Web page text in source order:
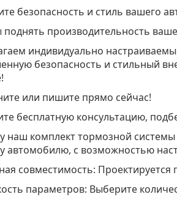
безопасность и стиль вашего
поднять производительность
индивидуально
безопасность и стильный
или пишите прямо сейчас!
бесплатную консультацию,
наш комплект тормозной
автомобилю, с возможностью
совместимость:
параметров: Выберите